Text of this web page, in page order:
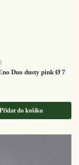
Duo dusty pink Ø 7
Přidat do košíku